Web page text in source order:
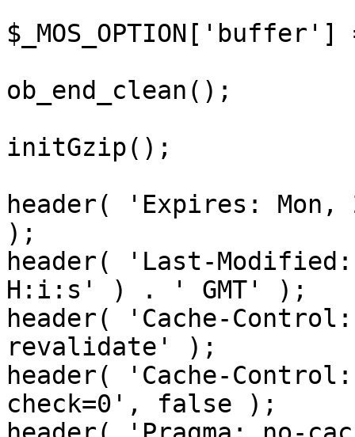
ob_end_clean();
initGzip();
header( 'Expires: Mon,
);
header( 'Last-
H:i:s' ) . ' GMT' );
header( 'Cache-
revalidate' );
header( 'Cache-
check=0', false );